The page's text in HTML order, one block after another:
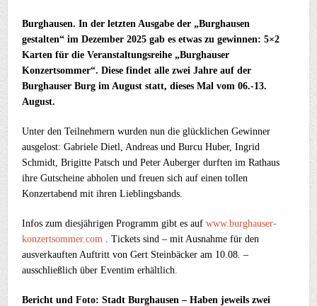
Burghausen. In der letzten Ausgabe der „Burghausen
gestalten“ im Dezember 2025 gab es etwas zu gewinnen: 5×2
Karten für die Veranstaltungsreihe „Burghauser
Konzertsommer“. Diese findet alle zwei Jahre auf der
Burghauser Burg im August statt, dieses Mal vom 06.-13.
August.
Unter den Teilnehmern wurden nun die glücklichen Gewinner
ausgelost: Gabriele Dietl, Andreas und Burcu Huber, Ingrid
Schmidt, Brigitte Patsch und Peter Auberger durften im Rathaus
ihre Gutscheine abholen und freuen sich auf einen tollen
Konzertabend mit ihren Lieblingsbands.
Infos zum diesjährigen Programm gibt es aufwww.burghauser-
konzertsommer.com . Tickets sind – mit Ausnahme für den
ausverkauften Auftritt von Gert Steinbäcker am 10.08. –
ausschließlich über Eventim erhältlich.
Bericht und Foto: Stadt Burghausen – Haben jeweils zwei